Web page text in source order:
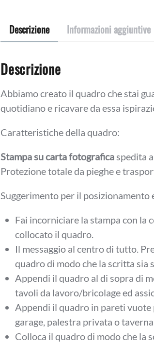
Descrizione Informazioni aggiuntive
Descrizione
Abbiamo creato il quadro che stai
quotidiano e ricavare da essa
Caratteristiche della quadro:
Stampa su carta fotografica spedita
Protezione totale da pieghe e
Suggerimento per il posizionamento
Fai incorniciare la stampa con la
collocato il quadro.
Il messaggio al centro di tutto.
quadro di modo che la scritta sia
Appendi il quadro al di sopra di
tavoli da lavoro/bricolage ed
Appendi il quadro in pareti vuote
garage, palestra privata o
Colloca il quadro di modo che la